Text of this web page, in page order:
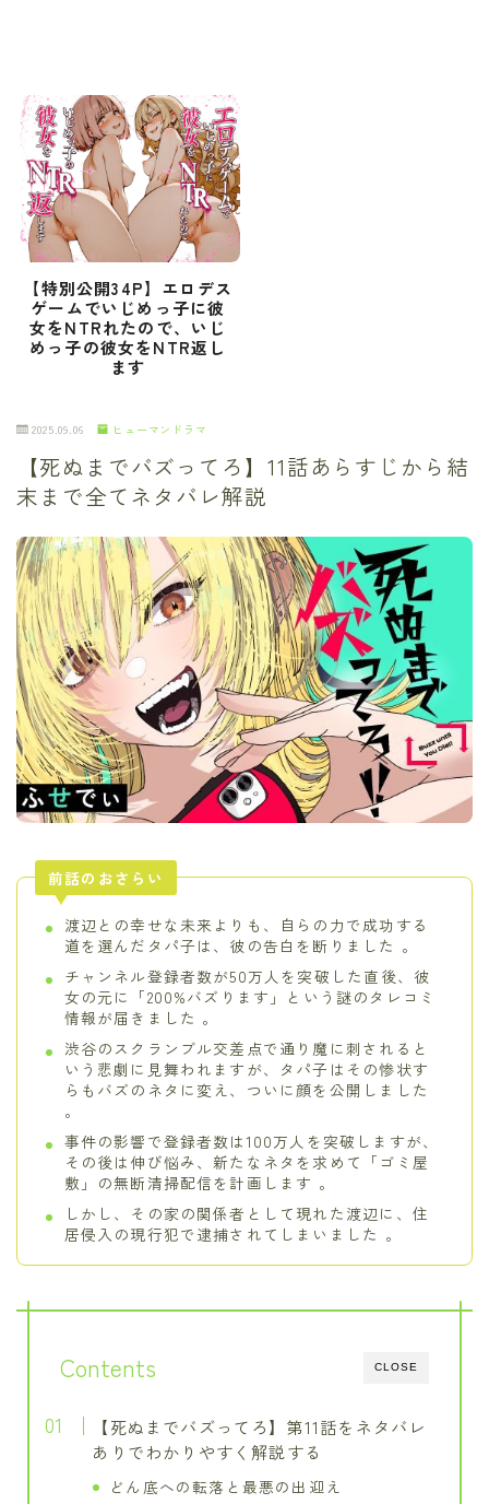
【特別公開34P】エロデス
ゲームでいじめっ子に彼
女をNTRれたので、いじ
めっ子の彼女をNTR返し
ます
2025.09.06 ヒューマンドラマ
【死ぬまでバズってろ】11話あらすじから結
末まで全てネタバレ解説
前話のおさらい
渡辺との幸せな未来よりも、自らの力で成功する
道を選んだタパ子は、彼の告白を断りました 。
チャンネル登録者数が50万人を突破した直後、彼
女の元に「200%バズります」という謎のタレコミ
情報が届きました 。
渋谷のスクランブル交差点で通り魔に刺されると
いう悲劇に見舞われますが、タパ子はその惨状す
らもバズのネタに変え、ついに顔を公開しました
。
事件の影響で登録者数は100万人を突破しますが、
その後は伸び悩み、新たなネタを求めて「ゴミ屋
敷」の無断清掃配信を計画します 。
しかし、その家の関係者として現れた渡辺に、住
居侵入の現行犯で逮捕されてしまいました 。
CLOSE
Contents
【死ぬまでバズってろ】第11話をネタバレ
ありでわかりやすく解説する
どん底への転落と最悪の出迎え